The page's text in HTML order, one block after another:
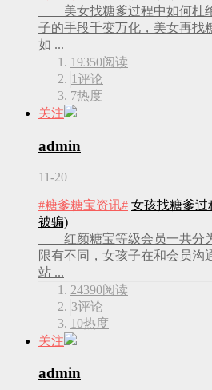
美女找糖爹过程中如何
子的手段千变万化，美女再找
如 ...
19350阅读
1评论
7热度
关注
admin
11-20
#糖爹糖宝资讯# 女孩找糖爹过
被骗)
红颜糖宝等级会员一共分
限有不同，女孩子在和会员沟
站 ...
24390阅读
3评论
10热度
关注
admin